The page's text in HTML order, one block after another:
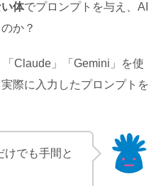
体でプロンプトを与え、AI
か？
Claude」「Gemini」を使
際に入力したプロンプトを
けでも手間と